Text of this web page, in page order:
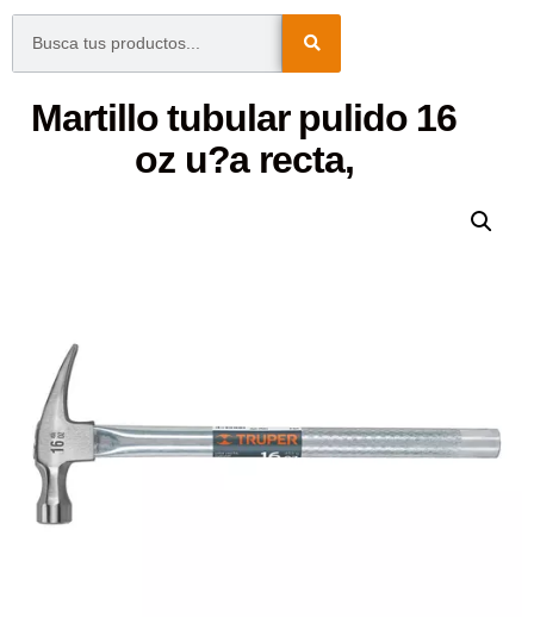
Martillo tubular pulido 16
oz u?a recta,